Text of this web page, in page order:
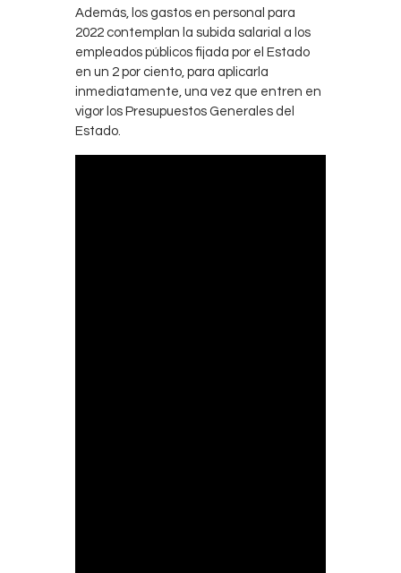
Además, los gastos en personal para
2022 contemplan la subida salarial a los
empleados públicos fijada por el Estado
en un 2 por ciento, para aplicarla
inmediatamente, una vez que entren en
vigor los Presupuestos Generales del
Estado.